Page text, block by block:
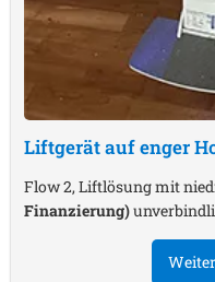
Liftgerät auf enger
Flow 2, Liftlösung mit
Finanzierung)